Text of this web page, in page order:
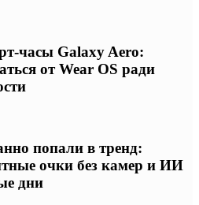
часы Galaxy Aero:
от Wear OS ради
попали в тренд:
очки без камер и ИИ
дни